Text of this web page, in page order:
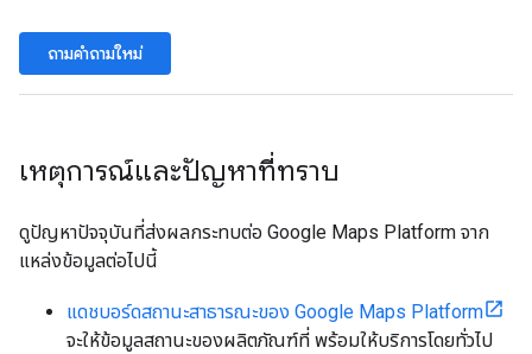
ถามคำถามใหม่
เหตุการณ์และปัญหาที่ทราบ
ดูปัญหาปัจจุบันที่ส่งผลกระทบต่อ Google Maps Platform จาก
แหล่งข้อมูลต่อไปนี้
แดชบอร์ดสถานะสาธารณะของ Google Maps Platform
จะให้ข้อมูลสถานะของผลิตภัณฑ์ที่ พร้อมให้บริการโดยทั่วไป